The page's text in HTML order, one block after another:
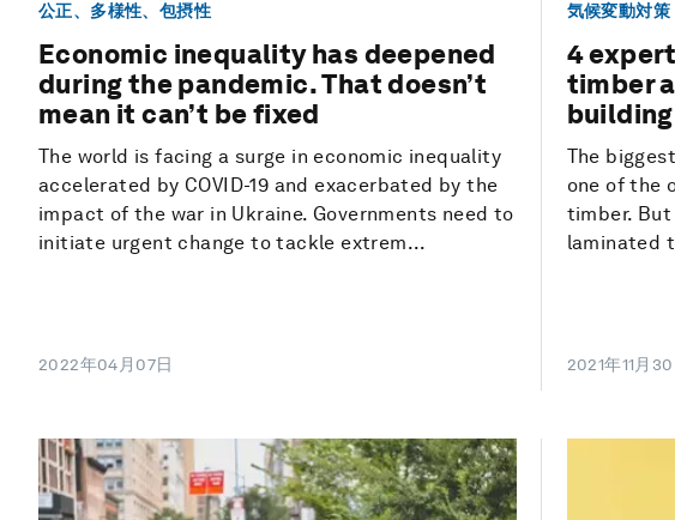
公正、多様性、包摂性
Economic inequality has deepened
during the pandemic. That doesn’t
mean it can’t be fixed
The world is facing a surge in economic inequality
accelerated by COVID-19 and exacerbated by the
impact of the war in Ukraine. Governments need to
initiate urgent change to tackle extrem...
2022年04月07日
気候変動対策
4
timber
building
The
one of the
timber. But
laminated
2021年11月30